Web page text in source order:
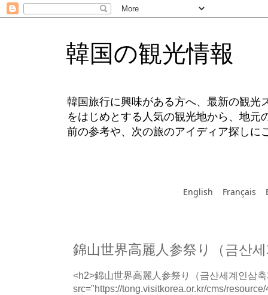
韓国の観光情報
韓国旅行に興味がある方へ、最新の観光
をはじめとする人気の観光地から、地
前の参考や、次の旅のアイディア探しに
English Français
錦山世界高麗人参祭り（금산
<h2>錦山世界高麗人参祭り（금산세계인삼
src="https://tong.visitkorea.or.kr/cms/